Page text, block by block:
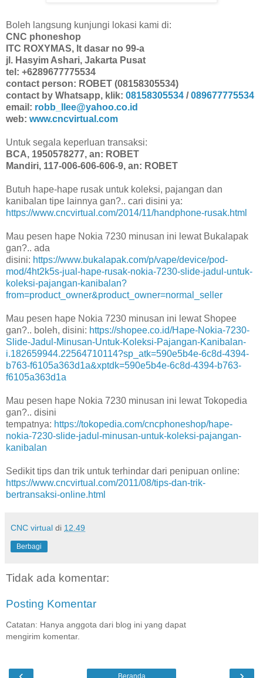
Boleh langsung kunjungi lokasi kami di:
CNC phoneshop
ITC ROXYMAS, lt dasar no 99-a
jl. Hasyim Ashari, Jakarta Pusat
tel: +6289677775534
contact person: ROBET (08158305534)
contact by Whatsapp, klik: 08158305534 /089677775534
email: robb_llee@yahoo.co.id
web: www.cncvirtual.com
Untuk segala keperluan transaksi:
BCA, 1950578277, an: ROBET
Mandiri, 117-006-606-606-9, an: ROBET
Butuh hape-hape rusak untuk koleksi, pajangan dan
kanibalan tipe lainnya gan?.. cari disini ya:
https://www.cncvirtual.com/2014/11/handphone-rusak.html
Mau pesen hape Nokia 7230 minusan ini lewat Bukalapak
gan?.. ada
disini: https://www.bukalapak.com/p/vape/device/pod-
mod/4ht2k5s-jual-hape-rusak-nokia-7230-slide-jadul-untuk-
koleksi-pajangan-kanibalan?
from=product_owner&product_owner=normal_seller
Mau pesen hape Nokia 7230 minusan ini lewat Shopee
gan?.. boleh, disini: https://shopee.co.id/Hape-Nokia-7230-
Slide-Jadul-Minusan-Untuk-Koleksi-Pajangan-Kanibalan-
i.182659944.22564710114?sp_atk=590e5b4e-6c8d-4394-
b763-f6105a363d1a&xptdk=590e5b4e-6c8d-4394-b763-
f6105a363d1a
Mau pesen hape Nokia 7230 minusan ini lewat Tokopedia
gan?.. disini
tempatnya: https://tokopedia.com/cncphoneshop/hape-
nokia-7230-slide-jadul-minusan-untuk-koleksi-pajangan-
kanibalan
Sedikit tips dan trik untuk terhindar dari penipuan online:
https://www.cncvirtual.com/2011/08/tips-dan-trik-
bertransaksi-online.html
CNC virtual di 12.49
Berbagi
Tidak ada komentar:
Posting Komentar
Catatan: Hanya anggota dari blog ini yang dapat
mengirim komentar.
Beranda